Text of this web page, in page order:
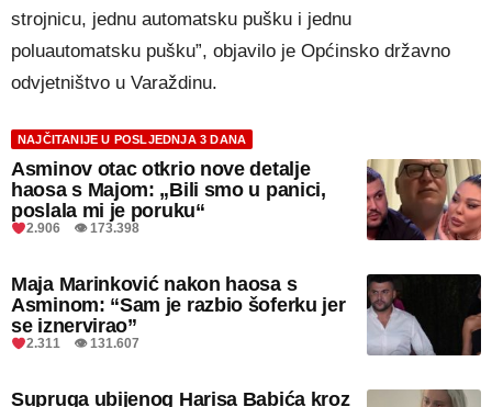
strojnicu, jednu automatsku pušku i jednu
poluautomatsku pušku”, objavilo je Općinsko državno
odvjetništvo u Varaždinu.
NAJČITANIJE U POSLJEDNJA 3 DANA
Asminov otac otkrio nove detalje
haosa s Majom: „Bili smo u panici,
poslala mi je poruku“
2.906 👁 173.398
Maja Marinković nakon haosa s
Asminom: “Sam je razbio šoferku jer
se iznervirao”
2.311 👁 131.607
Supruga ubijenog Harisa Babića kroz